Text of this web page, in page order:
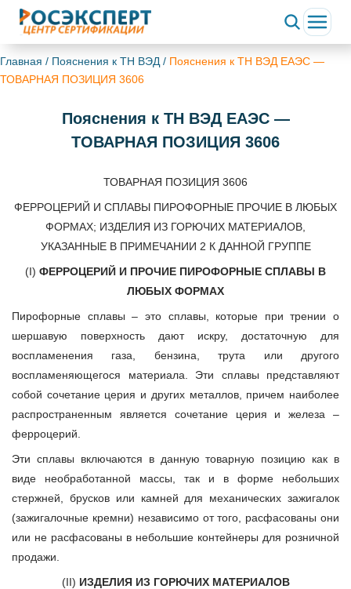
Главная / Пояснения к ТН ВЭД / Пояснения к ТН ВЭД ЕАЭС —
ТОВАРНАЯ ПОЗИЦИЯ 3606
Пояснения к ТН ВЭД ЕАЭС —
ТОВАРНАЯ ПОЗИЦИЯ 3606
ТОВАРНАЯ ПОЗИЦИЯ 3606
ФЕРРОЦЕРИЙ И СПЛАВЫ ПИРОФОРНЫЕ ПРОЧИЕ В ЛЮБЫХ
ФОРМАХ; ИЗДЕЛИЯ ИЗ ГОРЮЧИХ МАТЕРИАЛОВ,
УКАЗАННЫЕ В ПРИМЕЧАНИИ 2 К ДАННОЙ ГРУППЕ
(I) ФЕРРОЦЕРИЙ И ПРОЧИЕ ПИРОФОРНЫЕ СПЛАВЫ В
ЛЮБЫХ ФОРМАХ
Пирофорные сплавы – это сплавы, которые при трении о
шершавую поверхность дают искру, достаточную для
воспламенения газа, бензина, трута или другого
воспламеняющегося материала. Эти сплавы представляют
собой сочетание церия и других металлов, причем наиболее
распространенным является сочетание церия и железа –
ферроцерий.
Эти сплавы включаются в данную товарную позицию как в
виде необработанной массы, так и в форме небольших
стержней, брусков или камней для механических зажигалок
(зажигалочные кремни) независимо от того, расфасованы они
или не расфасованы в небольшие контейнеры для розничной
продажи.
(II) ИЗДЕЛИЯ ИЗ ГОРЮЧИХ МАТЕРИАЛОВ